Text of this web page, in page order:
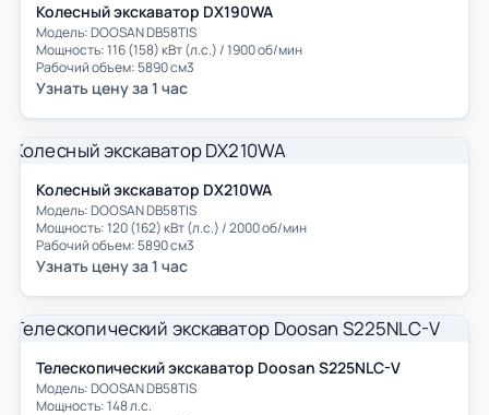
Колесный экскаватор DX190WA
Модель: DOOSAN DB58TIS
Мощность: 116 (158) кВт (л.с.) / 1900 об/мин
Рабочий объем: 5890 см3
Узнать цену за 1 час
Колесный экскаватор DX210WA
Модель: DOOSAN DB58TIS
Мощность: 120 (162) кВт (л.с.) / 2000 об/мин
Рабочий объем: 5890 см3
Узнать цену за 1 час
Телескопический экскаватор Doosan S225NLC-V
Модель: DOOSAN DB58TIS
Мощность: 148 л.с.